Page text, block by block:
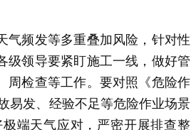
气频发等多重叠加风险，针对性
级领导要紧盯施工一线，做好管
周检查等工作。要对照《危险作
易发、经验不足等危险作业场景
端天气应对，严密开展排查整